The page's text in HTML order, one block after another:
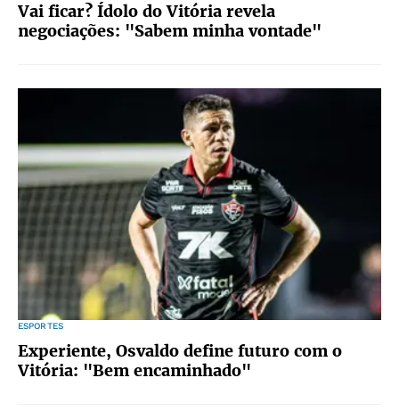
Vai ficar? Ídolo do Vitória revela
negociações: "Sabem minha vontade"
ESPORTES
Experiente, Osvaldo define futuro com o
Vitória: "Bem encaminhado"